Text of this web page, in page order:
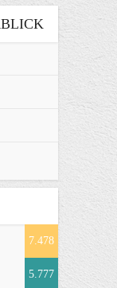
7.478
5.777